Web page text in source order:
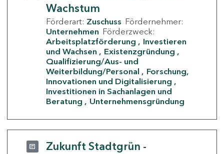
Wachstum
Förderart: Zuschuss Fördernehmer:
Unternehmen Förderzweck:
Arbeitsplatzförderung
Investieren
und Wachsen
Existenzgründung
Qualifizierung/Aus- und
Weiterbildung/Personal
Forschung,
Innovationen und Digitalisierung
Investitionen in Sachanlagen und
Beratung
Unternehmensgründung
Zukunft Stadtgrün -